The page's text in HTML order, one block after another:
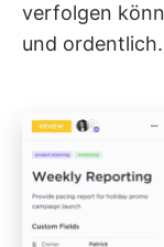
verfolgen
und